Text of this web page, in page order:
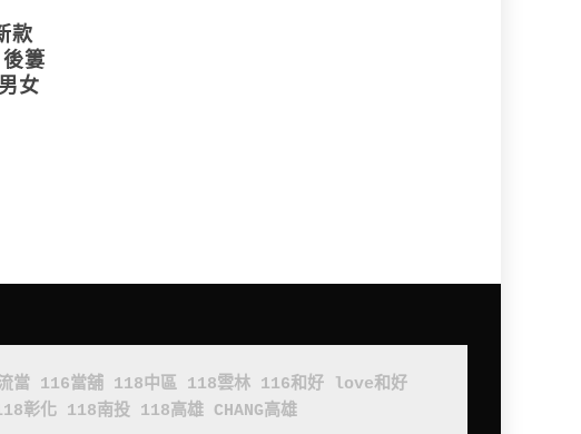
款
簍
女
當 116當舖 118中區 118雲林 116和好
love和好
彰化 118南投 118高雄 CHANG高雄